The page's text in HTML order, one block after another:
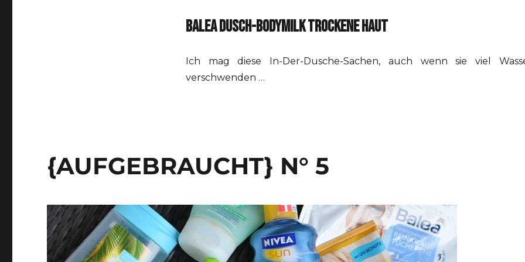
BALEA DUSCH-BODYMILK TROCKENE HAUT
Ich mag diese In-Der-Dusche-Sachen, auch wenn sie viel
verschwenden …
{AUFGEBRAUCHT} N° 5